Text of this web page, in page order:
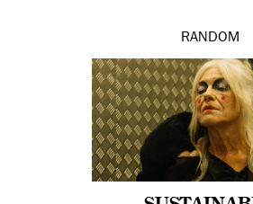
RANDOM